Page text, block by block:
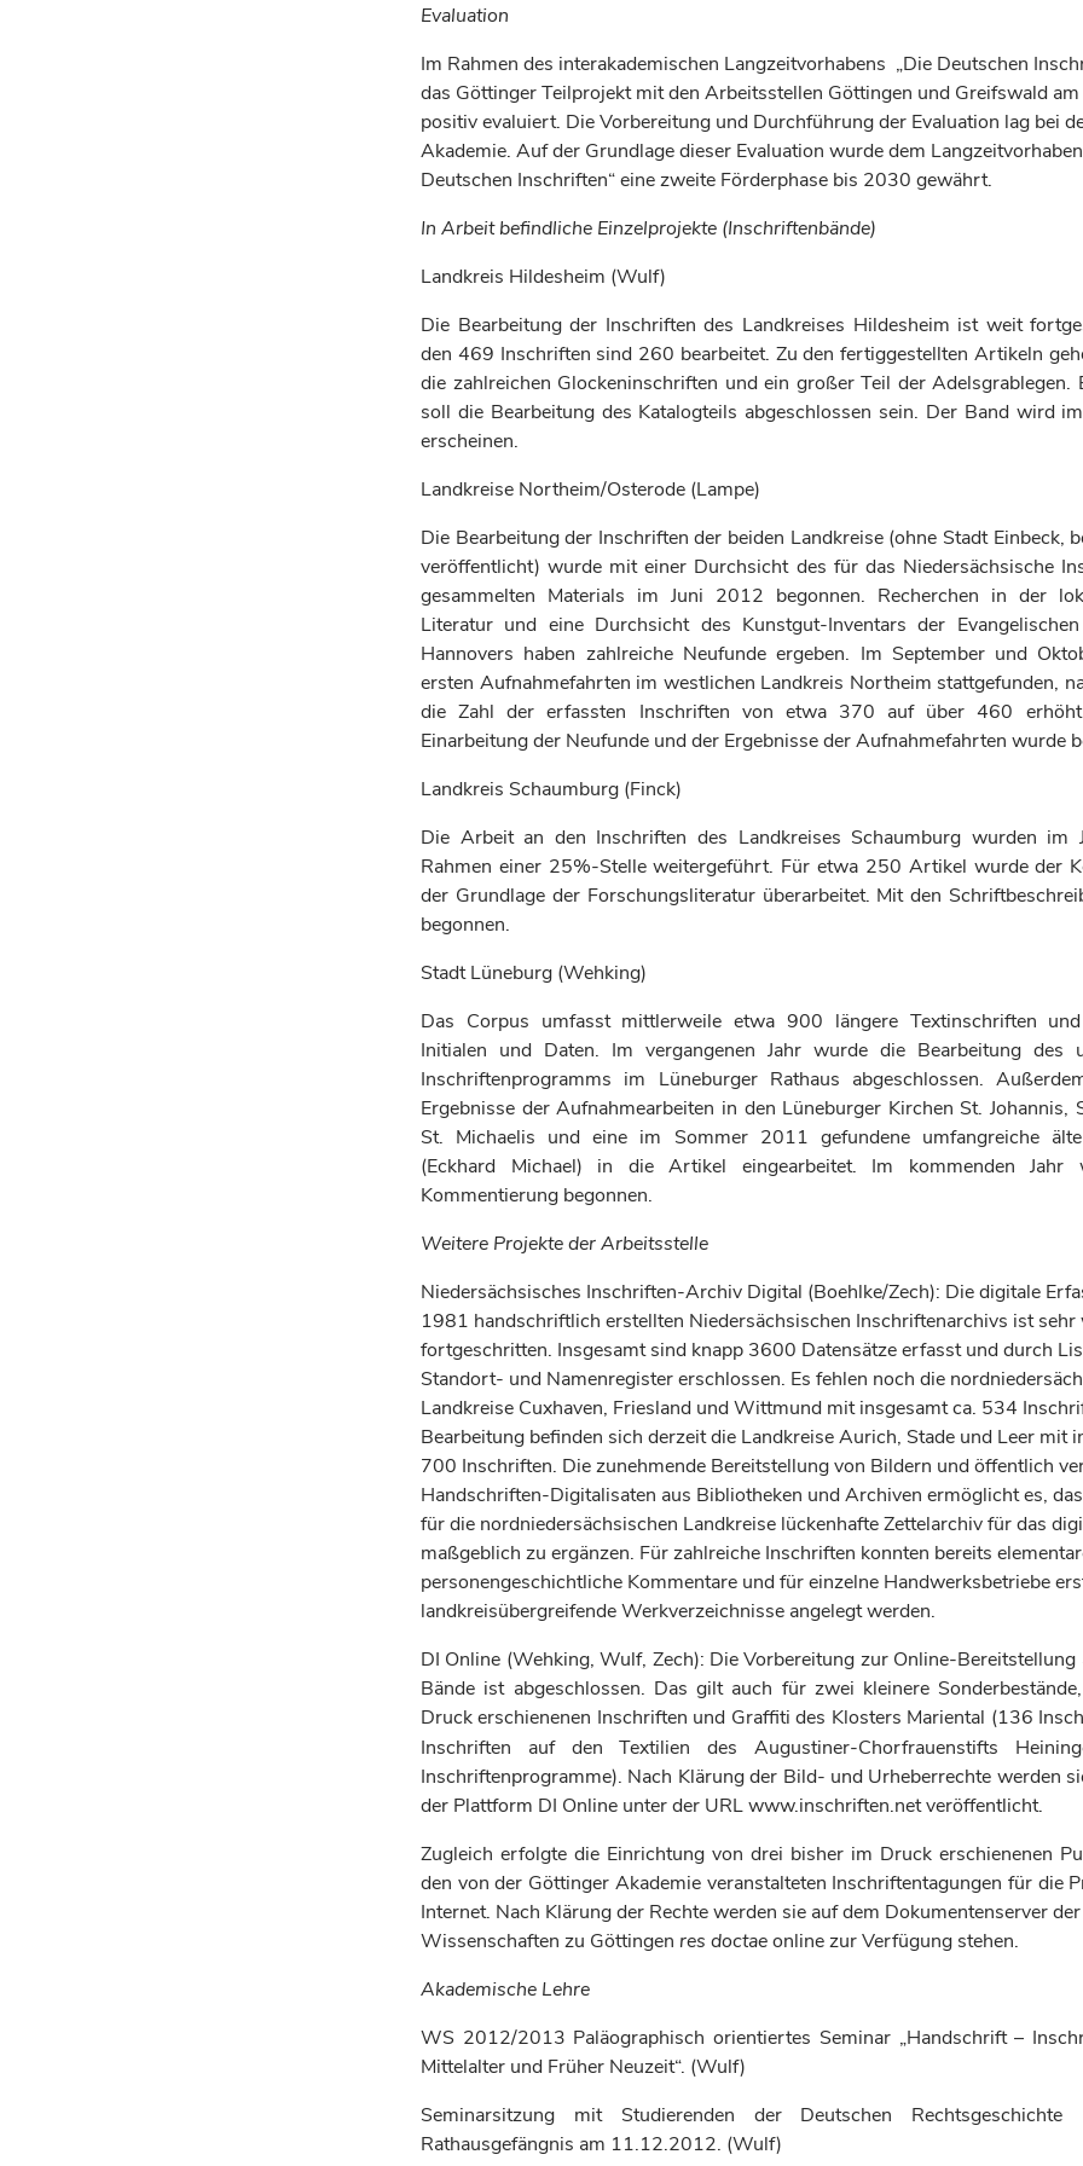
Evaluation
Im Rahmen des interakademischen Langzeitvorhabens „Die Deutschen
das Göttinger Teilprojekt mit den Arbeitsstellen Göttingen und Greifswald
positiv evaluiert. Die Vorbereitung und Durchführung der Evaluation lag bei
Akademie. Auf der Grundlage dieser Evaluation wurde dem
Deutschen Inschriften“ eine zweite Förderphase bis 2030 gewährt.
In Arbeit befindliche Einzelprojekte (Inschriftenbände)
Landkreis Hildesheim (Wulf)
Die Bearbeitung der Inschriften des Landkreises Hildesheim ist weit
den 469 Inschriften sind 260 bearbeitet. Zu den fertiggestellten Artikeln
die zahlreichen Glockeninschriften und ein großer Teil der Adelsgrablegen.
soll die Bearbeitung des Katalogteils abgeschlossen sein. Der Band wird
erscheinen.
Landkreise Northeim/Osterode (Lampe)
Die Bearbeitung der Inschriften der beiden Landkreise (ohne Stadt Einbeck,
veröffentlicht) wurde mit einer Durchsicht des für das Niedersächsische
gesammelten Materials im Juni 2012 begonnen. Recherchen in der
Literatur und eine Durchsicht des Kunstgut-Inventars der
Hannovers haben zahlreiche Neufunde ergeben. Im September und
ersten Aufnahmefahrten im westlichen Landkreis Northeim stattgefunden,
die Zahl der erfassten Inschriften von etwa 370 auf über 460
Einarbeitung der Neufunde und der Ergebnisse der Aufnahmefahrten wurde
Landkreis Schaumburg (Finck)
Die Arbeit an den Inschriften des Landkreises Schaumburg wurden
Rahmen einer 25%-Stelle weitergeführt. Für etwa 250 Artikel wurde der
der Grundlage der Forschungsliteratur überarbeitet. Mit den
begonnen.
Stadt Lüneburg (Wehking)
Das Corpus umfasst mittlerweile etwa 900 längere Textinschriften
Initialen und Daten. Im vergangenen Jahr wurde die Bearbeitung des
Inschriftenprogramms im Lüneburger Rathaus abgeschlossen.
Ergebnisse der Aufnahmearbeiten in den Lüneburger Kirchen St. Johannis,
St. Michaelis und eine im Sommer 2011 gefundene umfangreiche
(Eckhard Michael) in die Artikel eingearbeitet. Im kommenden
Kommentierung begonnen.
Weitere Projekte der Arbeitsstelle
Niedersächsisches Inschriften-Archiv Digital (Boehlke/Zech): Die digitale
1981 handschriftlich erstellten Niedersächsischen Inschriftenarchivs ist sehr
fortgeschritten. Insgesamt sind knapp 3600 Datensätze erfasst und durch
Standort- und Namenregister erschlossen. Es fehlen noch die
Landkreise Cuxhaven, Friesland und Wittmund mit insgesamt ca. 534
Bearbeitung befinden sich derzeit die Landkreise Aurich, Stade und Leer mit
700 Inschriften. Die zunehmende Bereitstellung von Bildern und öffentlich
Handschriften-Digitalisaten aus Bibliotheken und Archiven ermöglicht es,
für die nordniedersächsischen Landkreise lückenhafte Zettelarchiv für das
maßgeblich zu ergänzen. Für zahlreiche Inschriften konnten bereits
personengeschichtliche Kommentare und für einzelne Handwerksbetriebe
landkreisübergreifende Werkverzeichnisse angelegt werden.
DI Online (Wehking, Wulf, Zech): Die Vorbereitung zur Online-
Bände ist abgeschlossen. Das gilt auch für zwei kleinere
Druck erschienenen Inschriften und Graffiti des Klosters Mariental (136
Inschriften auf den Textilien des Augustiner-Chorfrauenstifts
Inschriftenprogramme). Nach Klärung der Bild- und Urheberrechte werden
der Plattform DI Online unter der URL www.inschriften.net veröffentlicht.
Zugleich erfolgte die Einrichtung von drei bisher im Druck erschienenen
den von der Göttinger Akademie veranstalteten Inschriftentagungen für die
Internet. Nach Klärung der Rechte werden sie auf dem Dokumentenserver
Wissenschaften zu Göttingen res doctaeonline zur Verfügung stehen.
Akademische Lehre
WS 2012/2013 Paläographisch orientiertes Seminar „Handschrift –
Mittelalter und Früher Neuzeit“. (Wulf)
Seminarsitzung mit Studierenden der Deutschen
Rathausgefängnis am 11.12.2012. (Wulf)